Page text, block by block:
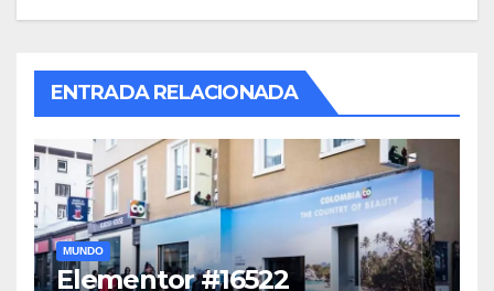
ENTRADA RELACIONADA
MUNDO
Elementor #16522